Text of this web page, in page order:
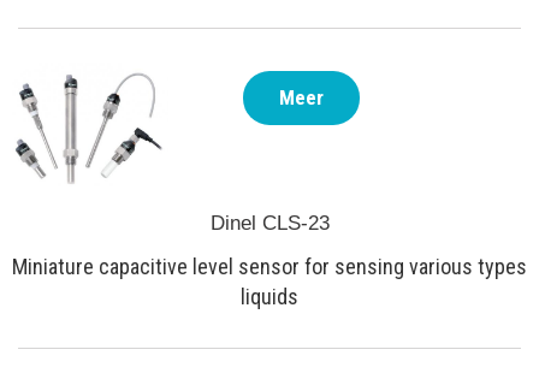
Dinel CLS-23
Miniature capacitive level sensor for sensing various types
liquids
Meer